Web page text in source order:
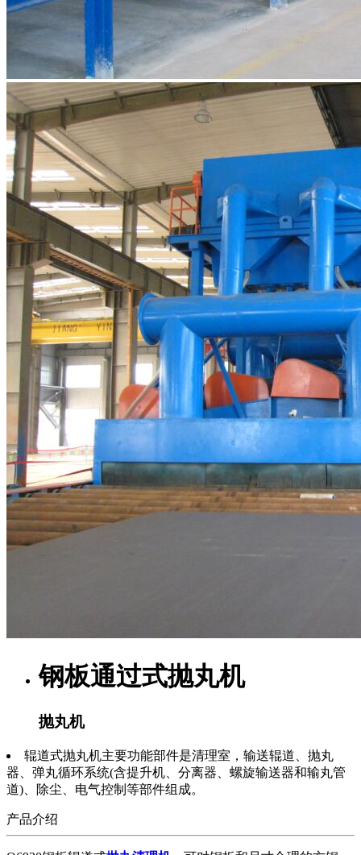
钢板通过式抛丸机
抛丸机
辊道式抛丸机主要功能部件是清理室，输送辊道、抛丸
器、弹丸循环系统(含提升机、分离器、螺旋输送器和输丸管
道)、除尘、电气控制等部件组成。
产品介绍